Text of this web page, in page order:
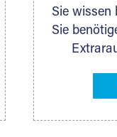
Sie wissen
Sie
möchten